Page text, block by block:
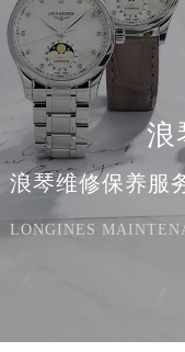
浪
浪琴维修保养服
LONGINES